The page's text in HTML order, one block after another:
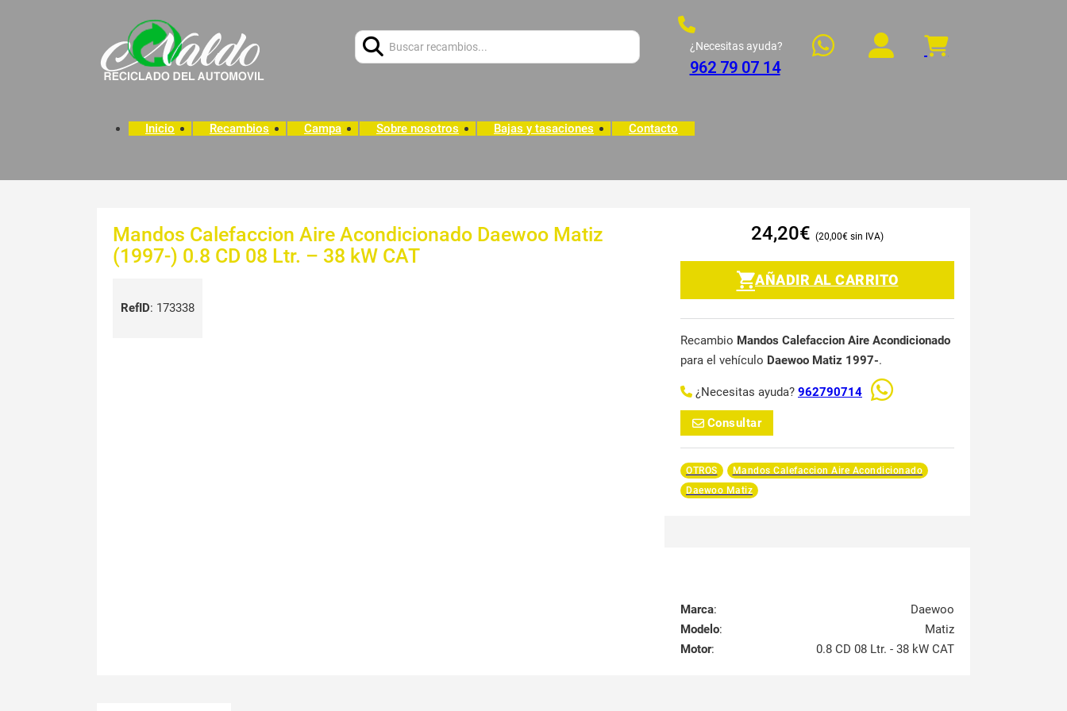
¿Necesitas ayuda?
962 79 07 14
Inicio Recambios Campa Sobre nosotros Bajas y tasaciones Contacto
Mandos Calefaccion Aire Acondicionado Daewoo Matiz
(1997-) 0.8 CD 08 Ltr. – 38 kW CAT
RefID: 173338
24,20€ 20,00€
AÑADIR AL CARRITO
Recambio Mandos Calefaccion Aire Acondicionado
para el vehículo Daewoo Matiz 1997-.
¿Necesitas ayuda? 962790714
Consultar
OTROS
Mandos Calefaccion Aire Acondicionado
Daewoo Matiz
Marca:
Daewoo
Modelo:
Matiz
Motor: 0.8 CD 08 Ltr. - 38 kW CAT